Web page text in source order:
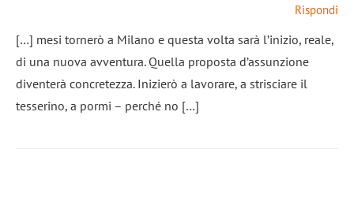
Rispondi
[…] mesi tornerò a Milano e questa volta sarà l’inizio, reale,
di una nuova avventura. Quella proposta d’assunzione
diventerà concretezza. Inizierò a lavorare, a strisciare il
tesserino, a pormi – perché no […]